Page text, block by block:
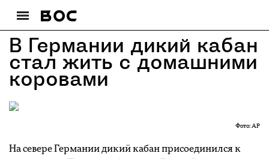
В Германии дикий кабан
стал жить с домашними
коровами
Фото: AP
На севере Германии дикий кабан присоединился к